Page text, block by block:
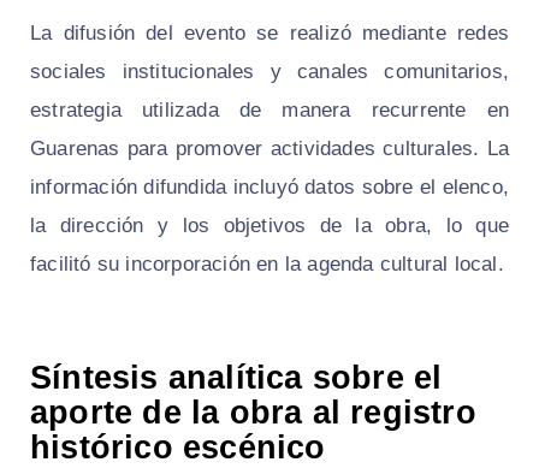
La difusión del evento se realizó mediante redes
sociales institucionales y canales comunitarios,
estrategia utilizada de manera recurrente en
Guarenas para promover actividades culturales. La
información difundida incluyó datos sobre el elenco,
la dirección y los objetivos de la obra, lo que
facilitó su incorporación en la agenda cultural local.
Síntesis analítica sobre el
aporte de la obra al registro
histórico escénico